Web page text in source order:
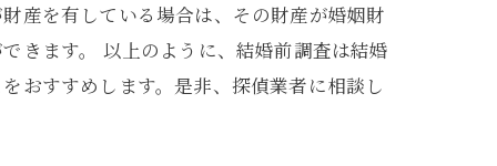
産を有している場合は、その財産が婚姻財
きます。 以上のように、結婚前調査は結婚
おすすめします。是非、探偵業者に相談し